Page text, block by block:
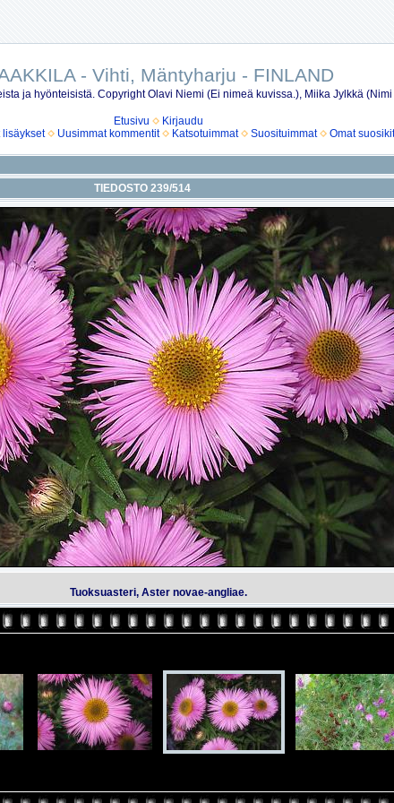
- Vihti, Mäntyharju - FINLAND
ja hyönteisistä. Copyright Olavi Niemi (Ei nimeä kuvissa.), Miika Jylkkä
Etusivu
Kirjaudu
lisäykset Uusimmat kommentit Katsotuimmat Suosituimmat Omat suosikit
TIEDOSTO 239/514
Tuoksuasteri, Aster novae-angliae.